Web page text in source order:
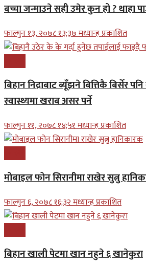
बच्चा जन्माउने सही उमेर कुन हो ? थाहा
फाल्गुन १३, २०७८ १३;३७ मध्यान्ह प्रकाशित
बिहान निद्राबाट ब्यूँझने बित्तिकै बिर्सेर
स्वास्थ्यमा खराब असर पर्ने
फाल्गुन ११, २०७८ १४;५१ मध्यान्ह प्रकाशित
मोबाइल फोन सिरानीमा राखेर सुत्नु
फाल्गुन ६, २०७८ १६;३२ मध्यान्ह प्रकाशित
बिहान खाली पेटमा खान नहुने ६ खानेकुरा